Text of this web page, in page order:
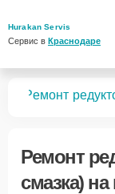
Hurakan Servis
Сервис в Краснодаре
Ремонт
Ремонт
смазка)на